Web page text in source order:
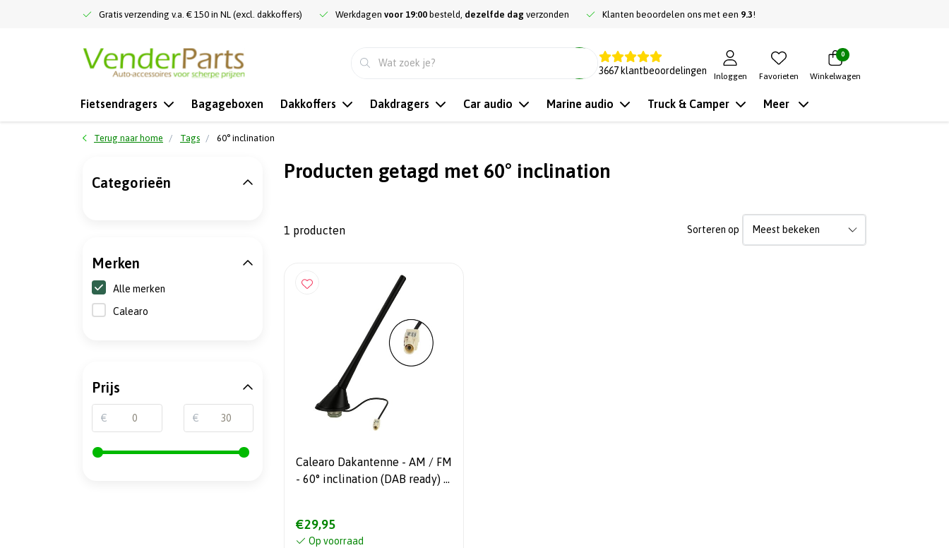
Gratis verzending v.a. € 150 in NL (excl. dakkoffers) Werkdagen voor 19:00 besteld, dezelfde dag verzonden Klanten beoordelen ons met een 9.3!
3667 klantbeoordelingen
Inloggen Favorieten
0
Winkelwagen
Fietsendragers Bagageboxen Dakkoffers Dakdragers Car audio Marine audio Truck & Camper Meer
Terug naar home Tags 60° inclination
Producten getagd met 60° inclination
1 producten Sorteren op
Calearo Dakantenne - AM / FM
- 60° inclination (DAB ready) -
€29,95
Op voorraad
Categorieën
Merken
Alle merken
Calearo
Prijs
€ €